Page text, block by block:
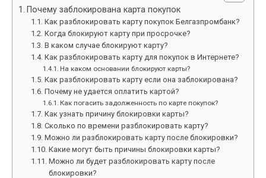
Почему заблокирована карта покупок
Как разблокировать карту покупок Белгазпромбанк?
Когда блокируют карту при просрочке?
В каком случае блокируют карту?
Как разблокировать карту для покупок в Интернете?
На каком основании блокируют карты?
Как разблокировать карту если она заблокирована?
Почему не удается оплатить картой?
Как погасить задолженность по карте покупок?
Как узнать причину блокировки карты?
Сколько по времени разблокировать карту?
Можно ли разблокировать карту после блокировки?
Какие могут быть причины блокировки карты?
Можно ли будет разблокировать карту после
блокировки?